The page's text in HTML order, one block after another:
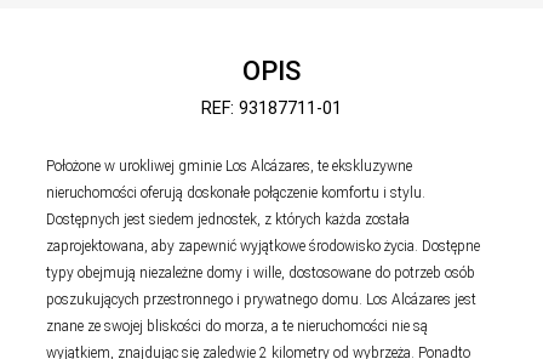
OPIS
REF: 93187711-01
Położone w urokliwej gminie Los Alcázares, te ekskluzywne
nieruchomości oferują doskonałe połączenie komfortu i stylu.
Dostępnych jest siedem jednostek, z których każda została
zaprojektowana, aby zapewnić wyjątkowe środowisko życia. Dostępne
typy obejmują niezależne domy i wille, dostosowane do potrzeb osób
poszukujących przestronnego i prywatnego domu. Los Alcázares jest
znane ze swojej bliskości do morza, a te nieruchomości nie są
wyjątkiem, znajdując się zaledwie 2 kilometry od wybrzeża. Ponadto